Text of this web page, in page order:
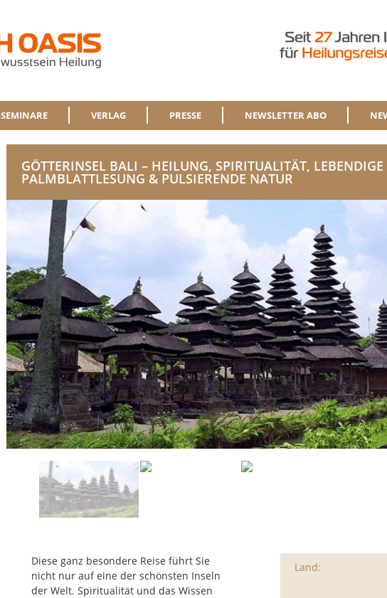
SEMINARE VERLAG PRESSE NEWSLETTER ABO
GÖTTERINSEL BALI – HEILUNG, SPIRITUALITÄT,
PALMBLATTLESUNG & PULSIERENDE NATUR
Diese ganz besondere Reise führt Sie
nicht nur auf eine der schönsten Inseln
der Welt. Spiritualität und das Wissen
Land: